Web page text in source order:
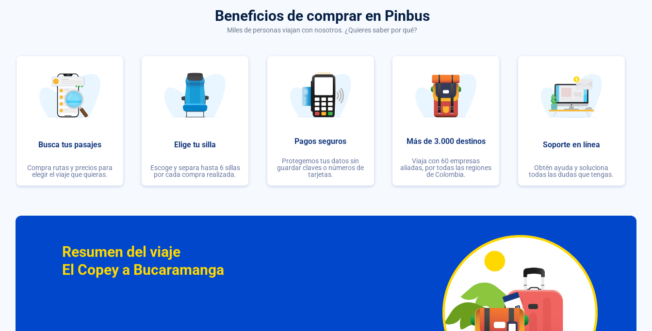
Beneficios de comprar en Pinbus
Miles de personas viajan con nosotros. ¿Quieres saber por qué?
Busca tus pasajes
Compra rutas y precios para
elegir el viaje que quieras.
Elige tu silla
Escoge y separa hasta 6 sillas
por cada compra realizada.
Pagos seguros
Protegemos tus datos sin
guardar claves o números de
tarjetas.
Más de 3.000 destinos
Viaja con 60 empresas
aliadas, por todas las regiones
de Colombia.
Soporte en línea
Obtén ayuda y soluciona
todas las dudas que tengas.
Resumen del viaje
El Copey a Bucaramanga